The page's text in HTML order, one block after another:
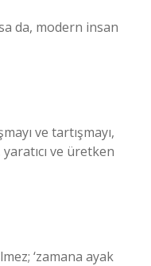
da, modern insan
ve tartışmayı,
ve üretken
‘zamana ayak